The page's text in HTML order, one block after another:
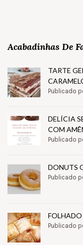
Acabadinhas De
TARTE
Publicado
DELÍCIA
COM
Publicado
DONUTS
Publicado
FOLHADO
Publicado